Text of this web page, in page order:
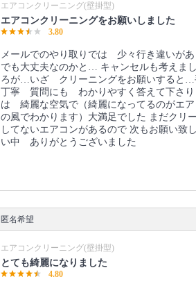
エアコンクリーニング(壁掛型)
エアコンクリーニングをお願いしました
3.80
メールでのやり取りでは 少々行き違いがあ
でも大丈夫なのかと… キャンセルも考えま
ろが…いざ クリーニングをお願いすると
丁寧 質問にも わかりやすく答えて下さり
は 綺麗な空気で（綺麗になってるのがエア
の風でわかります）大満足でした まだクリ
してないエアコンがあるので 次もお願い致
い中 ありがとうございました
匿名希望
エアコンクリーニング(壁掛型)
とても綺麗になりました
4.80